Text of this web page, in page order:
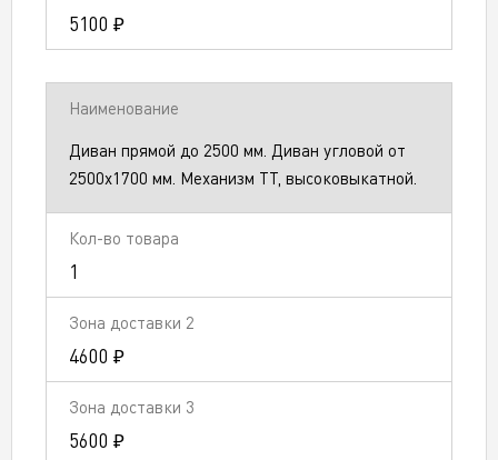
5100 ₽
Диван прямой до 2500 мм. Диван угловой от
2500х1700 мм. Механизм ТТ, высоковыкатной.
1
4600 ₽
5600 ₽